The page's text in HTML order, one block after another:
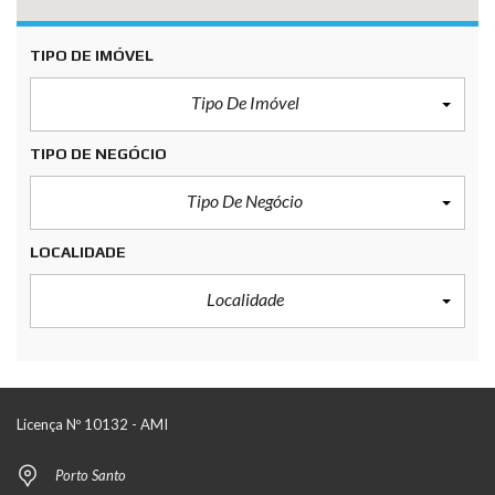
TIPO DE IMÓVEL
Tipo De Imóvel
TIPO DE NEGÓCIO
Tipo De Negócio
LOCALIDADE
Localidade
Licença Nº 10132 - AMI
Porto Santo